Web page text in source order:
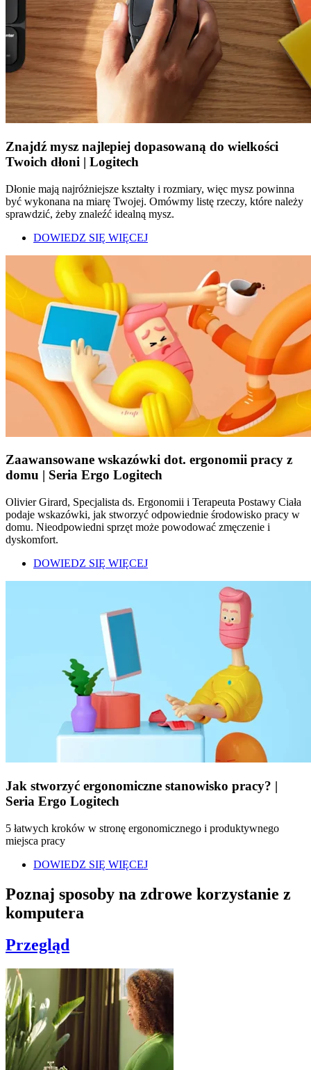
Znajdź mysz najlepiej dopasowaną do wielkości
Twoich dłoni | Logitech
Dłonie mają najróżniejsze kształty i rozmiary, więc mysz powinna
być wykonana na miarę Twojej. Omówmy listę rzeczy, które należy
sprawdzić, żeby znaleźć idealną mysz.
DOWIEDZ SIĘ WIĘCEJ
Zaawansowane wskazówki dot. ergonomii pracy z
domu | Seria Ergo Logitech
Olivier Girard, Specjalista ds. Ergonomii i Terapeuta Postawy Ciała
podaje wskazówki, jak stworzyć odpowiednie środowisko pracy w
domu. Nieodpowiedni sprzęt może powodować zmęczenie i
dyskomfort.
DOWIEDZ SIĘ WIĘCEJ
Jak stworzyć ergonomiczne stanowisko pracy? |
Seria Ergo Logitech
5 łatwych kroków w stronę ergonomicznego i produktywnego
miejsca pracy
DOWIEDZ SIĘ WIĘCEJ
Poznaj sposoby na zdrowe korzystanie z
komputera
Przegląd